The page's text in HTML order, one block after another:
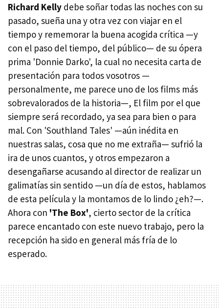
Richard Kelly debe soñar todas las noches con su
pasado, sueña una y otra vez con viajar en el
tiempo y rememorar la buena acogida crítica —y
con el paso del tiempo, del público— de su ópera
prima 'Donnie Darko', la cual no necesita carta de
presentación para todos vosotros —
personalmente, me parece uno de los films más
sobrevalorados de la historia—, El film por el que
siempre será recordado, ya sea para bien o para
mal. Con 'Southland Tales' —aún inédita en
nuestras salas, cosa que no me extraña— sufrió la
ira de unos cuantos, y otros empezaron a
desengañarse acusando al director de realizar un
galimatías sin sentido —un día de estos, hablamos
de esta película y la montamos de lo lindo ¿eh?—.
Ahora con 'The Box', cierto sector de la crítica
parece encantado con este nuevo trabajo, pero la
recepción ha sido en general más fría de lo
esperado.